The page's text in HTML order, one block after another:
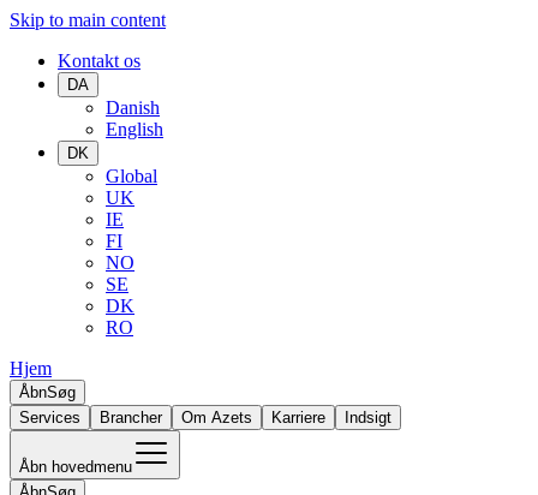
Skip to main content
Kontakt os
DA
Danish
English
DK
Global
UK
IE
FI
NO
SE
DK
RO
Hjem
ÅbnSøg
Services
Brancher Om Azets Karriere Indsigt
Åbn hovedmenu